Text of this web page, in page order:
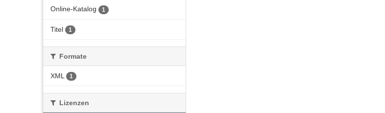
Online-Katalog 1
Titel 1
Formate
XML 1
Lizenzen